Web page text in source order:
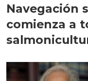
Navegación
comienza a